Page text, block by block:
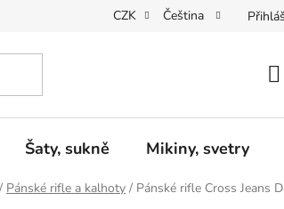
Dárkové poukazy
CZK Čeština
Šaty, sukně Mikiny, svetry
/ Pánské rifle a kalhoty / Pánské rifle Cross Jeans